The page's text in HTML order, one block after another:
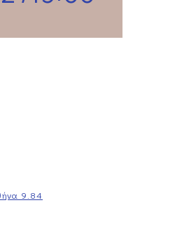
9.84